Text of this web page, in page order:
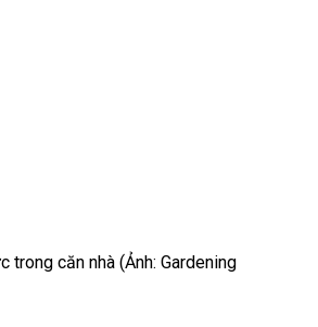
trong căn nhà (Ảnh: Gardening